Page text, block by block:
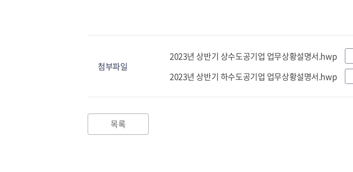
첨부파일
2023년 상반기 상수도공기업 업무상황설명서.hwp
2023년 상반기 하수도공기업 업무상황설명서.hwp
목록